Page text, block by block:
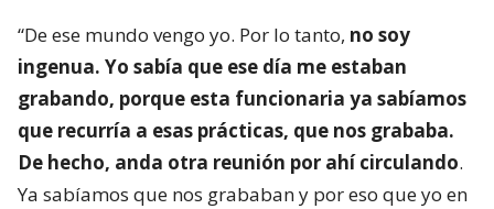
“De ese mundo vengo yo. Por lo tanto, no soy
ingenua. Yo sabía que ese día me estaban
grabando, porque esta funcionaria ya sabíamos
que recurría a esas prácticas, que nos grababa.
De hecho, anda otra reunión por ahí circulando.
Ya sabíamos que nos grababan y por eso que yo en